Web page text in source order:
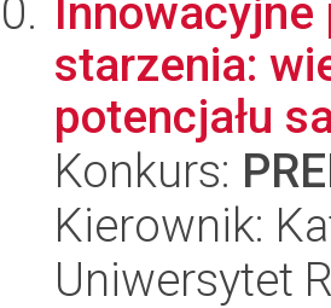
starzenia:
potencjału
Konkurs:
Kierownik:
Uniwersytet